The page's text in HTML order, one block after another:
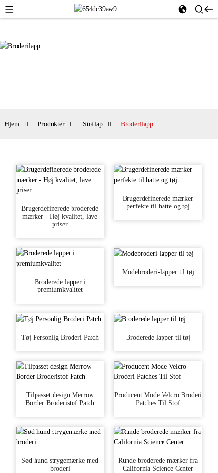
Hjem Produkter Stoflap Broderilapp
Brugerdefinerede broderede
mærker - Høj kvalitet, lave
priser
Brugerdefinerede mærker
perfekte til hatte og tøj
Broderede lapper i
premiumkvalitet
Modebroderi-lapper til tøj
Tøj Personlig Broderi Patch Broderede lapper til tøj
Tilpasset design Merrow
Border Broderistof Patch
Producent Mode Velcro Broderi
Patches Til Stof
Sød hund strygemærke med
broderi
Runde broderede mærker fra
California Science Center